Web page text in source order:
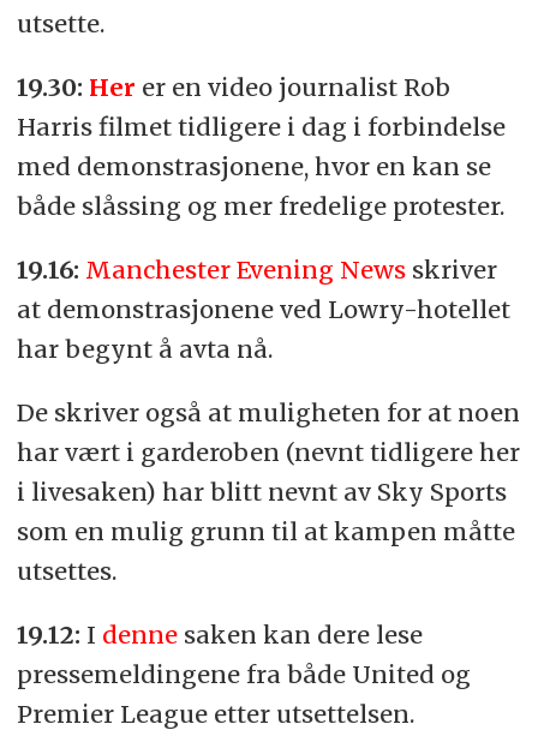
utsette.
19.30: Her er en video journalist Rob
Harris filmet tidligere i dag i forbindelse
med demonstrasjonene, hvor en kan se
både slåssing og mer fredelige protester.
19.16: Manchester Evening Newsskriver
at demonstrasjonene ved Lowry-hotellet
har begynt å avta nå.
De skriver også at muligheten for at noen
har vært i garderoben (nevnt tidligere her
i livesaken) har blitt nevnt av Sky Sports
som en mulig grunn til at kampen måtte
utsettes.
19.12: I dennesaken kan dere lese
pressemeldingene fra både United og
Premier League etter utsettelsen.